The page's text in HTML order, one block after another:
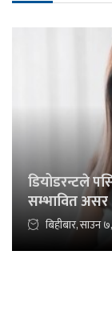
डियोडरन्टले
सम्भावित असर
बिहीबार, साउन